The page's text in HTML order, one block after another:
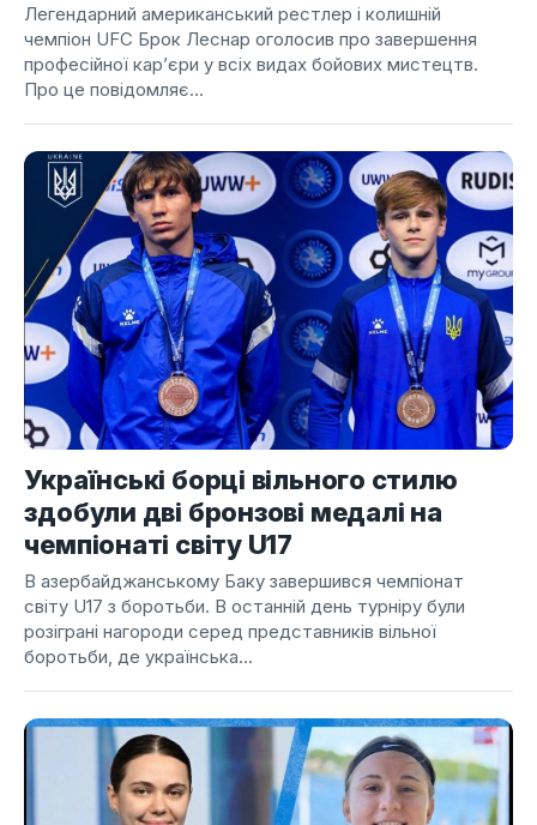
Легендарний американський рестлер і колишній
чемпіон UFC Брок Леснар оголосив про завершення
професійної кар’єри у всіх видах бойових мистецтв.
Про це повідомляє...
Українські борці вільного стилю
здобули дві бронзові медалі на
чемпіонаті світу U17
В азербайджанському Баку завершився чемпіонат
світу U17 з боротьби. В останній день турніру були
розіграні нагороди серед представників вільної
боротьби, де українська...